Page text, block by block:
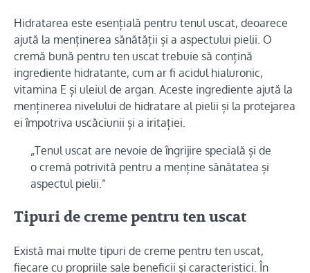
Hidratarea este esențială pentru tenul uscat, deoarece
ajută la menținerea sănătății și a aspectului pielii. O
cremă bună pentru ten uscat trebuie să conțină
ingrediente hidratante, cum ar fi acidul hialuronic,
vitamina E și uleiul de argan. Aceste ingrediente ajută la
menținerea nivelului de hidratare al pielii și la protejarea
ei împotriva uscăciunii și a iritației.
„Tenul uscat are nevoie de îngrijire specială și de
o cremă potrivită pentru a menține sănătatea și
aspectul pielii.”
Tipuri de creme pentru ten uscat
Există mai multe tipuri de creme pentru ten uscat,
fiecare cu propriile sale beneficii și caracteristici. În